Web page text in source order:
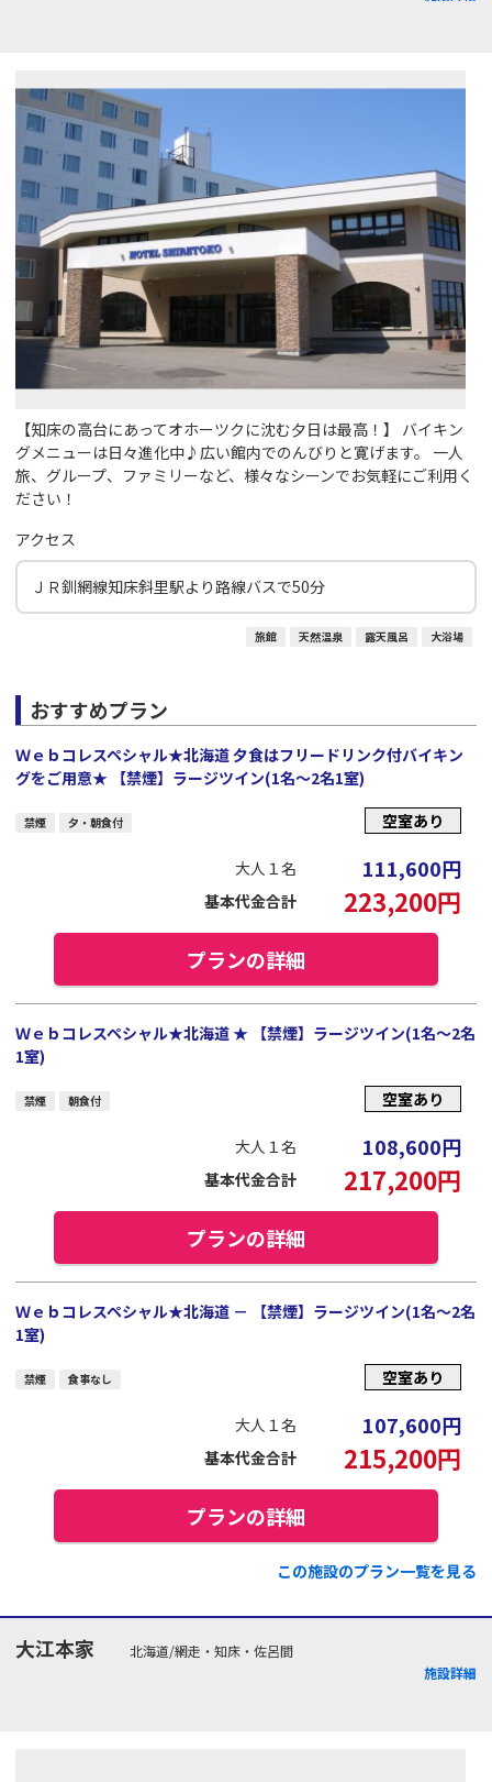
【知床の高台にあってオホーツクに沈む夕日は最高！】 バイキン
グメニューは日々進化中♪広い館内でのんびりと寛げます。 一人
旅、グループ、ファミリーなど、様々なシーンでお気軽にご利用く
ださい！
アクセス
ＪＲ釧網線知床斜里駅より路線バスで50分
旅館 天然温泉 露天風呂 大浴場
おすすめプラン
Ｗｅｂコレスペシャル★北海道 夕食はフリードリンク付バイキン
グをご用意★ 【禁煙】ラージツイン(1名～2名1室)
禁煙 夕・朝食付 空室あり
大人１名 111,600円
基本代金合計 223,200円
プランの詳細
Ｗｅｂコレスペシャル★北海道 ★ 【禁煙】ラージツイン(1名～2名
1室)
禁煙 朝食付 空室あり
大人１名 108,600円
基本代金合計 217,200円
プランの詳細
Ｗｅｂコレスペシャル★北海道 － 【禁煙】ラージツイン(1名～2名
1室)
禁煙 食事なし 空室あり
大人１名 107,600円
基本代金合計 215,200円
プランの詳細
この施設のプラン一覧を見る
大江本家
北海道/網走・知床・佐呂間
施設詳細